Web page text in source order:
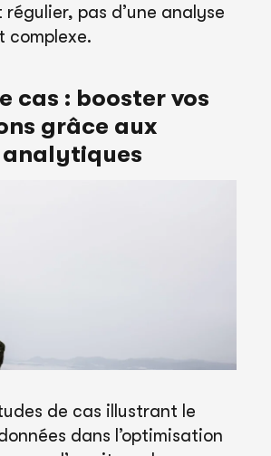
pas d’une analyse
complexe.
cas : booster vos
grâce aux
analytiques
de cas illustrant le
dans l’optimisation